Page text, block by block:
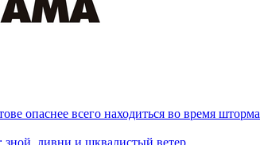
опаснее всего находиться во время шторма
зной, ливни и шквалистый ветер